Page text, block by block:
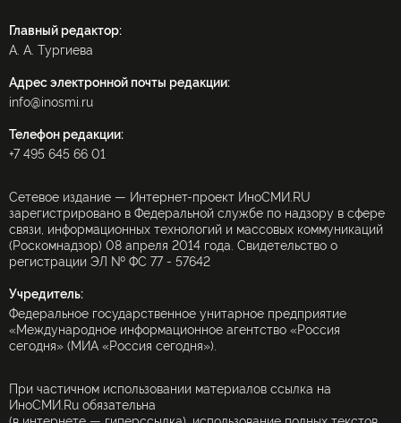
Главный редактор:
А. А. Тургиева
Адрес электронной почты редакции:
info@inosmi.ru
Телефон редакции:
+7 495 645 66 01
Сетевое издание — Интернет-проект ИноСМИ.RU
зарегистрировано в Федеральной службе по надзору в сфере
связи, информационных технологий и массовых коммуникаций
(Роскомнадзор) 08 апреля 2014 года. Свидетельство о
регистрации ЭЛ № ФС 77 - 57642
Учредитель:
Федеральное государственное унитарное предприятие
«Международное информационное агентство «Россия
сегодня» (МИА «Россия сегодня»).
При частичном использовании материалов ссылка на
ИноСМИ.Ru обязательна